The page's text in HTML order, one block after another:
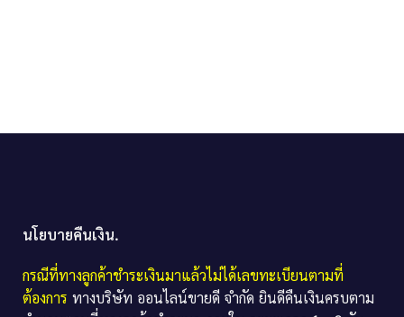
นโยบายคืนเงิน.
กรณีที่ทางลูกค้าชำระเงินมาแล้วไม่ได้เลขทะเบียนตามที่
ต้องการ ทางบริษัท ออนไลน์ขายดี จำกัด ยินดีคืนเงินครบตาม